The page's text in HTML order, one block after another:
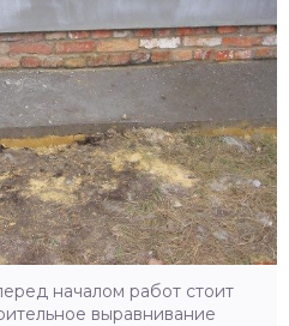
началом работ стоит
выравнивание